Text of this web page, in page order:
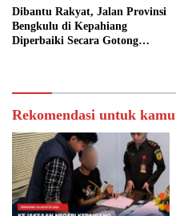
Dibantu Rakyat, Jalan Provinsi
Bengkulu di Kepahiang
Diperbaiki Secara Gotong
Rekomendasi untuk kamu